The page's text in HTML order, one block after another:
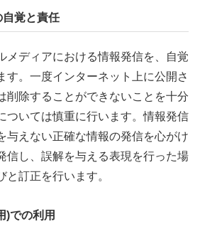
覚と責任
メディアにおける情報発信を、自覚
す。一度インターネット上に公開さ
削除することができないことを十分
ついては慎重に行います。情報発信
与えない正確な情報の発信を心がけ
信し、誤解を与える表現を行った場
訂正を行います。
)での利用